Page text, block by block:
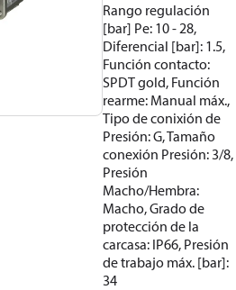
Rango regulación
[bar] Pe: 10 - 28,
Diferencial [bar]: 1.5,
Función contacto:
SPDT gold, Función
rearme: Manual máx.,
Tipo de conixión de
Presión: G, Tamaño
conexión Presión: 3/8,
Presión
Macho/Hembra:
Macho, Grado de
protección de la
carcasa: IP66, Presión
de trabajo máx. [bar]:
34